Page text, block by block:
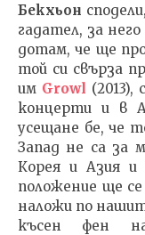
Бекхьон
гадател, за
дотам, че ще
той си свърза
им Growl
концерти и в
усещане бе, че
Запад не са за
Корея и Азия и
положение ще
наложи по
късен фен